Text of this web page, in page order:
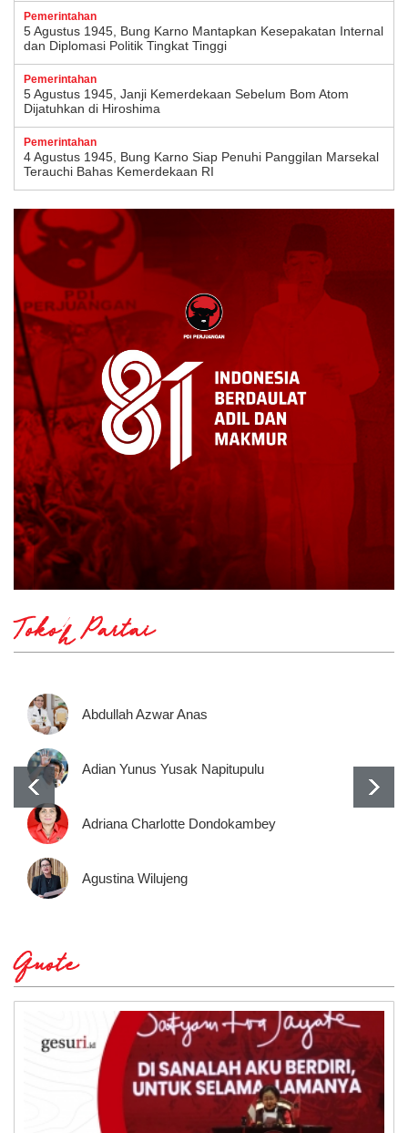
Pemerintahan
5 Agustus 1945, Bung Karno Mantapkan Kesepakatan Internal
dan Diplomasi Politik Tingkat Tinggi
Pemerintahan
5 Agustus 1945, Janji Kemerdekaan Sebelum Bom Atom
Dijatuhkan di Hiroshima
Pemerintahan
4 Agustus 1945, Bung Karno Siap Penuhi Panggilan Marsekal
Terauchi Bahas Kemerdekaan RI
Tokoh Partai
Abdullah Azwar Anas
Adian Yunus Yusak Napitupulu
Adriana Charlotte Dondokambey
Agustina Wilujeng
Quote